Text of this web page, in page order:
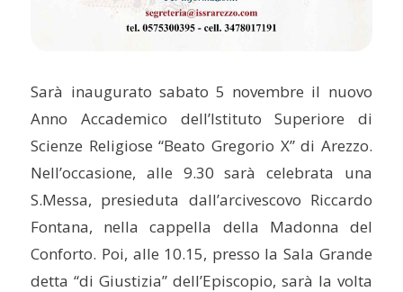
Sarà inaugurato sabato 5 novembre il nuovo
Anno Accademico dell’Istituto Superiore di
Scienze Religiose “Beato Gregorio X” di Arezzo.
Nell’occasione, alle 9.30 sarà celebrata una
S.Messa, presieduta dall’arcivescovo Riccardo
Fontana, nella cappella della Madonna del
Conforto. Poi, alle 10.15, presso la Sala Grande
detta “di Giustizia” dell’Episcopio, sarà la volta